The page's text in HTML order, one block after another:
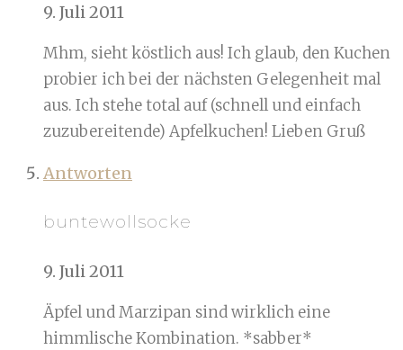
9. Juli 2011
Mhm, sieht köstlich aus! Ich glaub, den Kuchen
probier ich bei der nächsten Gelegenheit mal
aus. Ich stehe total auf (schnell und einfach
zuzubereitende) Apfelkuchen! Lieben Gruß
Antworten
buntewollsocke
9. Juli 2011
Äpfel und Marzipan sind wirklich eine
himmlische Kombination. *sabber*